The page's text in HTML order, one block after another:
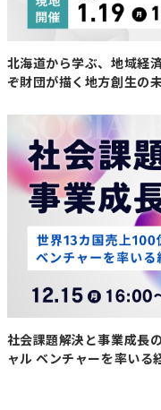
また、コロナ禍でま
年頃、知内温泉の敷
ろ、本州はもとより
さえあればどこでも
るお客様は知内や自
考え、簡易的な”テン
行動を起こします。
る影響で売り上げも
が「どうせやるなら
考えてから構想約４
６月に”温泉×サウナ
間」”をオープンさせ
”世間はサウナブーム
せ、またオープン前か
プン後は想像とは正反
北海道から学ぶ、地域経
ぞ財団が描く地方創生の
社会課題解決と事業成長
ャル ベンチャーを率いる